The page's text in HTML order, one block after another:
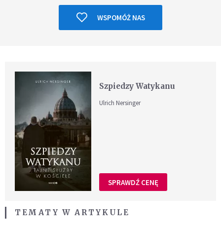
WSPOMÓŻ NAS
Szpiedzy Watykanu
Ulrich Nersinger
SPRAWDŹ CENĘ
TEMATY W ARTYKULE